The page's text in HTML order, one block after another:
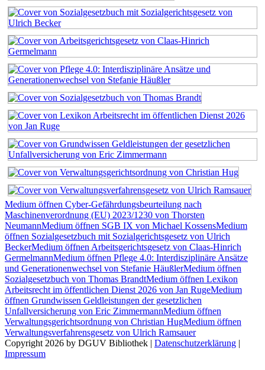
Medium öffnen Cyber-Gefährdungsbeurteilung nach
Maschinenverordnung (EU) 2023/1230 von Thorsten
NeumannMedium öffnen SGB IX von Michael KossensMedium
öffnen Sozialgesetzbuch mit Sozialgerichtsgesetz von Ulrich
BeckerMedium öffnen Arbeitsgerichtsgesetz von Claas-Hinrich
GermelmannMedium öffnen Pflege 4.0: Interdisziplinäre Ansätze
und Generationenwechsel von Stefanie HäußlerMedium öffnen
Sozialgesetzbuch von Thomas BrandtMedium öffnen Lexikon
Arbeitsrecht im öffentlichen Dienst 2026 von Jan RugeMedium
öffnen Grundwissen Geldleistungen der gesetzlichen
Unfallversicherung von Eric ZimmermannMedium öffnen
Verwaltungsgerichtsordnung von Christian HugMedium öffnen
Verwaltungsverfahrensgesetz von Ulrich Ramsauer
Copyright 2026 by DGUV Bibliothek | Datenschutzerklärung |
Impressum